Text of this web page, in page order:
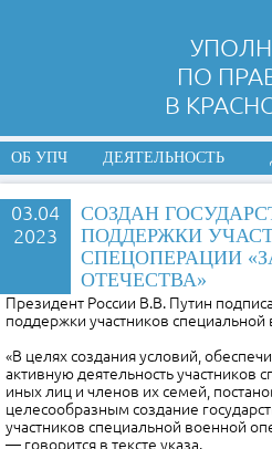
ПО
В
ОБ УПЧ ДЕЯТЕЛЬНОСТЬ
03.04
2023
СОЗДАН
ПОДДЕРЖКИ
СПЕЦОПЕРАЦИИ
ОТЕЧЕСТВА»
Президент России В.В. Путин
поддержки участников
«В целях создания условий,
активную деятельность участников
иных лиц и членов их семей,
целесообразным создание
участников специальной военной
— говорится в тексте указа.